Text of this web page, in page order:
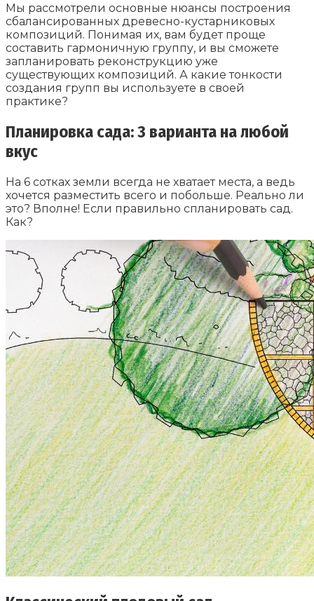
Мы рассмотрели основные нюансы построения
сбалансированных древесно-кустарниковых
композиций. Понимая их, вам будет проще
составить гармоничную группу, и вы сможете
запланировать реконструкцию уже
существующих композиций. А какие тонкости
создания групп вы используете в своей
практике?
Планировка сада: 3 варианта на любой
вкус
На 6 сотках земли всегда не хватает места, а ведь
хочется разместить всего и побольше. Реально ли
это? Вполне! Если правильно спланировать сад.
Как?